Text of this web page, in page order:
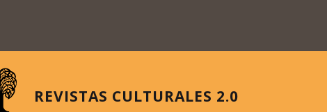
REVISTAS CULTURALES 2.0